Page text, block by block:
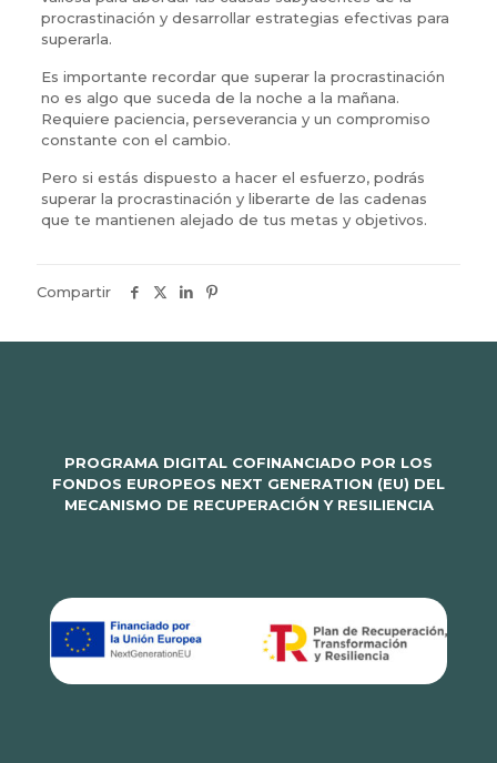
procrastinación y desarrollar estrategias efectivas para
superarla.
Es importante recordar que superar la procrastinación
no es algo que suceda de la noche a la mañana.
Requiere paciencia, perseverancia y un compromiso
constante con el cambio.
Pero si estás dispuesto a hacer el esfuerzo, podrás
superar la procrastinación y liberarte de las cadenas
que te mantienen alejado de tus metas y objetivos.
Compartir
PROGRAMA DIGITAL COFINANCIADO POR LOS
FONDOS EUROPEOS NEXT GENERATION (EU) DEL
MECANISMO DE RECUPERACIÓN Y RESILIENCIA